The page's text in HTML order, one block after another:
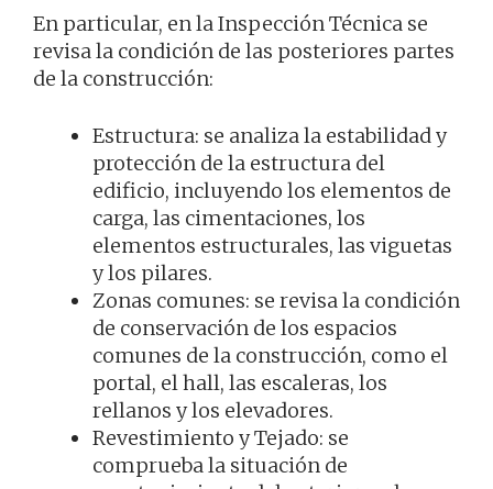
En particular, en la Inspección Técnica se
revisa la condición de las posteriores partes
de la construcción:
Estructura: se analiza la estabilidad y
protección de la estructura del
edificio, incluyendo los elementos de
carga, las cimentaciones, los
elementos estructurales, las viguetas
y los pilares.
Zonas comunes: se revisa la condición
de conservación de los espacios
comunes de la construcción, como el
portal, el hall, las escaleras, los
rellanos y los elevadores.
Revestimiento y Tejado: se
comprueba la situación de